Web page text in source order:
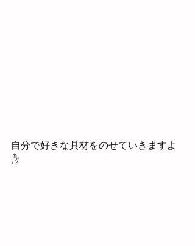
自分で好きな具材をのせていきますよ
✋